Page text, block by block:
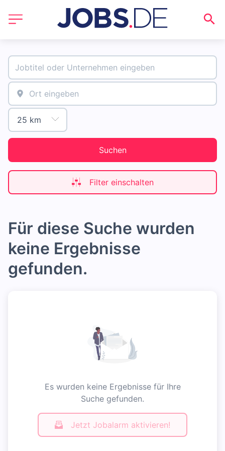
Suchen
Filter einschalten
Für diese Suche wurden
keine Ergebnisse
gefunden.
Es wurden keine Ergebnisse für Ihre
Suche gefunden.
Jetzt Jobalarm aktivieren!